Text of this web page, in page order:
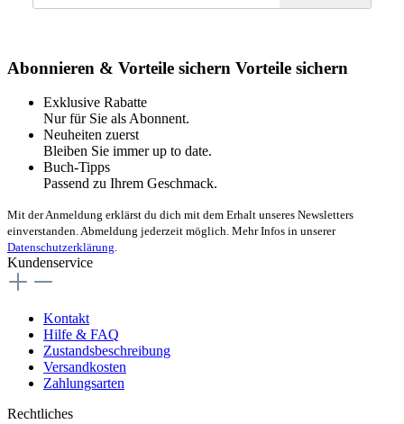
Abonnieren & Vorteile sichern Vorteile sichern
Exklusive Rabatte
Nur für Sie als Abonnent.
Neuheiten zuerst
Bleiben Sie immer up to date.
Buch-Tipps
Passend zu Ihrem Geschmack.
Mit der Anmeldung erklärst du dich mit dem Erhalt unseres Newsletters
einverstanden. Abmeldung jederzeit möglich. Mehr Infos in unserer
Datenschutzerklärung.
Kundenservice
Kontakt
Hilfe & FAQ
Zustandsbeschreibung
Versandkosten
Zahlungsarten
Rechtliches